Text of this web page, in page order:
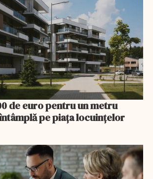
de euro pentru un metru
pe piața locuințelor